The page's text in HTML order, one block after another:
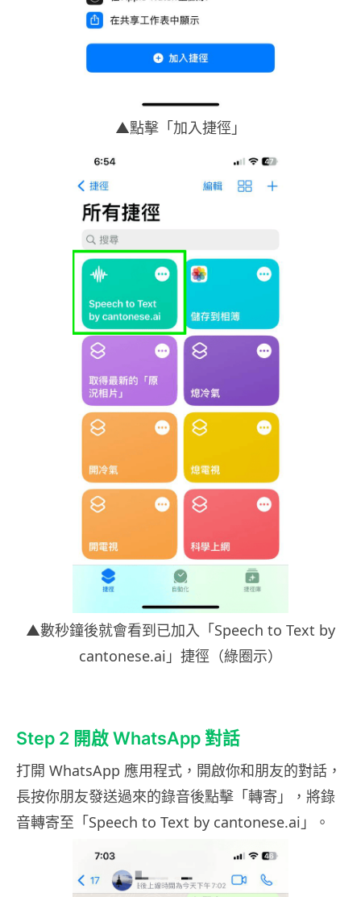
▲點擊「加入捷徑」
▲數秒鐘後就會看到已加入「Speech to Text by
cantonese.ai」捷徑（綠圈示）
Step 2 開啟 WhatsApp 對話
打開 WhatsApp 應用程式，開啟你和朋友的對話，
長按你朋友發送過來的錄音後點擊「轉寄」，將錄
音轉寄至「Speech to Text by cantonese.ai」。